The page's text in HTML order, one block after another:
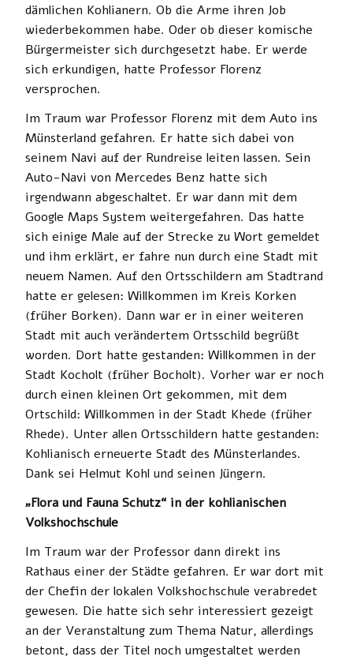
dämlichen Kohlianern. Ob die Arme ihren Job
wiederbekommen habe. Oder ob dieser komische
Bürgermeister sich durchgesetzt habe. Er werde
sich erkundigen, hatte Professor Florenz
versprochen.
Im Traum war Professor Florenz mit dem Auto ins
Münsterland gefahren. Er hatte sich dabei von
seinem Navi auf der Rundreise leiten lassen. Sein
Auto-Navi von Mercedes Benz hatte sich
irgendwann abgeschaltet. Er war dann mit dem
Google Maps System weitergefahren. Das hatte
sich einige Male auf der Strecke zu Wort gemeldet
und ihm erklärt, er fahre nun durch eine Stadt mit
neuem Namen. Auf den Ortsschildern am Stadtrand
hatte er gelesen: Willkommen im Kreis Korken
(früher Borken). Dann war er in einer weiteren
Stadt mit auch verändertem Ortsschild begrüßt
worden. Dort hatte gestanden: Willkommen in der
Stadt Kocholt (früher Bocholt). Vorher war er noch
durch einen kleinen Ort gekommen, mit dem
Ortschild: Willkommen in der Stadt Khede (früher
Rhede). Unter allen Ortsschildern hatte gestanden:
Kohlianisch erneuerte Stadt des Münsterlandes.
Dank sei Helmut Kohl und seinen Jüngern.
„Flora und Fauna Schutz“ in der kohlianischen
Volkshochschule
Im Traum war der Professor dann direkt ins
Rathaus einer der Städte gefahren. Er war dort mit
der Chefin der lokalen Volkshochschule verabredet
gewesen. Die hatte sich sehr interessiert gezeigt
an der Veranstaltung zum Thema Natur, allerdings
betont, dass der Titel noch umgestaltet werden